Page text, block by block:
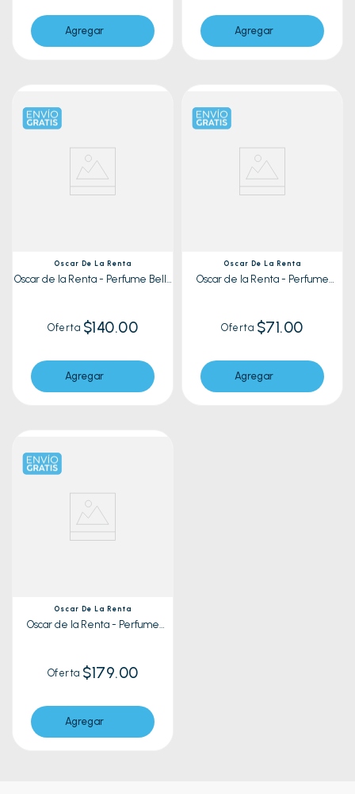
Agregar Agregar
Oscar De La Renta
Oscar de la Renta - Perfume Bella
Oferta $140.00
Agregar
Oscar De La Renta
Oscar de la Renta - Perfume
Oferta $71.00
Agregar
Oscar De La Renta
Oscar de la Renta - Perfume
Oferta $179.00
Agregar